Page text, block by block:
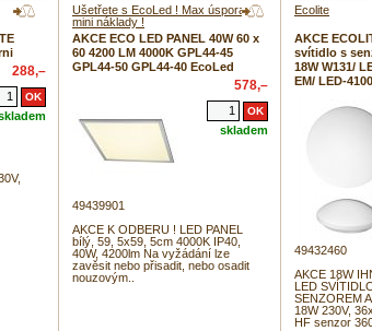
288,–
Ušetřete s EcoLed ! Max úspora s
mini náklady !
AKCE ECO LED PANEL 40W 60 x
60 4200 LM 4000K GPL44-45
GPL44-50 GPL44-40 EcoLed
578,–
skladem
49439901
AKCE K ODBERU ! LED PANEL
bílý, 59, 5x59, 5cm 4000K IP40,
40W, 4200lm Na vyžádání lze
zavěsit nebo přisadit, nebo osadit
nouzovým..
Ecolite
AKCE
svítidlo s
18W W131/
EM/ LED-4100
49432460
AKCE 18W
LED
SENZOREM
18W 230V,
HF senzor